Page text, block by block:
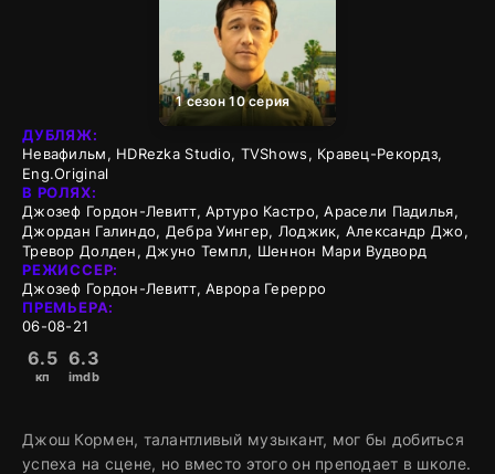
1 сезон 10 серия
ДУБЛЯЖ:
Невафильм, HDRezka Studio, TVShows, Кравец-Рекордз,
Eng.Original
В РОЛЯХ:
Джозеф Гордон-Левитт, Артуро Кастро, Арасели Падилья,
Джордан Галиндо, Дебра Уингер, Лоджик, Александр Джо,
Тревор Долден, Джуно Темпл, Шеннон Мари Вудворд
РЕЖИССЕР:
Джозеф Гордон-Левитт, Аврора Герерро
ПРЕМЬЕРА:
06-08-21
6.5
кп
6.3
imdb
Джош Кормен, талантливый музыкант, мог бы добиться
успеха на сцене, но вместо этого он преподает в школе.